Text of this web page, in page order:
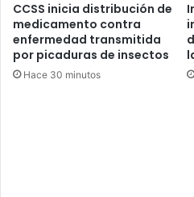
CCSS inicia distribución de
medicamento contra
enfermedad transmitida
por picaduras de insectos
Hace 30 minutos